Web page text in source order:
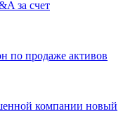
за счет
по продаже активов
компании новый